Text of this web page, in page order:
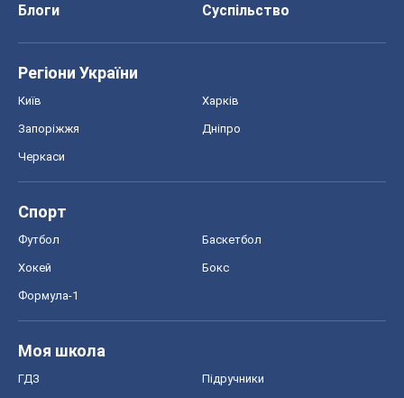
Блоги
Суспільство
Регіони України
Київ Харків
Запоріжжя Дніпро
Черкаси
Спорт
Футбол Баскетбол
Хокей Бокс
Формула-1
Моя школа
ГДЗ Підручники